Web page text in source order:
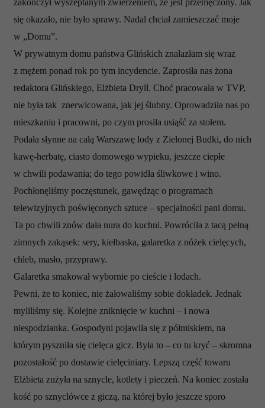
analizować ruch w naszej witrynie. Informacje o tym, jak
korzystasz z naszej witryny, udostępniamy partnerom
otrzymanymi od Ciebie lub uzyskanymi podczas
korzystania z ich usług.
zakończył wyszeptanym zwierzeniem, że jest przemęczony. Jak
się okazało, nie było sprawy. Nadal chciał zamieszczać moje
w „Domu”.
W prywatnym domu państwa Glińskich znalazłam się wraz
z mężem ponad rok po tym incydencie. Zaprosiła nas żona
redaktora Glińskiego, Elżbieta Dryll. Choć pracowała w TVP,
nie była tak znerwicowana, jak jej ślubny. Oprowadziła nas po
mieszkaniu i pracowni, po czym prosiła usiąść za stołem.
Podała słynne na całą Warszawę lody z Zielonej Budki, do nich
kawę-herbatę, ciasto domowego wypieku, jeszcze ciepłe
w chwili podawania; do tego powidła śliwkowe i wino.
Pochłonęliśmy poczęstunek, gawędząc o programach
telewizyjnych poświęconych sztuce – specjalności pani domu.
Ta po chwili znów dała nura do kuchni. Powróciła z tacą pełną
zimnych zakąsek: sery, kiełbaska, galaretka z nóżek cielęcych,
chleb, masło, przyprawy.
Galaretka smakował wybornie po cieście i lodach.
Pewni, że to koniec, nie żałowaliśmy sobie dokładek. Jednak
myliliśmy się. Kolejne zniknięcie w kuchni – i nowa
niespodzianka. Gospodyni pojawiła się z półmiskiem, na
którym pyszniła się cielęca gicz. Była to – co tu kryć – skromna
pozostałość po dostawie cielęciniary. Lepszą część towaru
Elżbieta zużyła na sznycle, kotlety i pieczeń. Na koniec została
kość po sznyclówce z giczą, na której było jeszcze sporo